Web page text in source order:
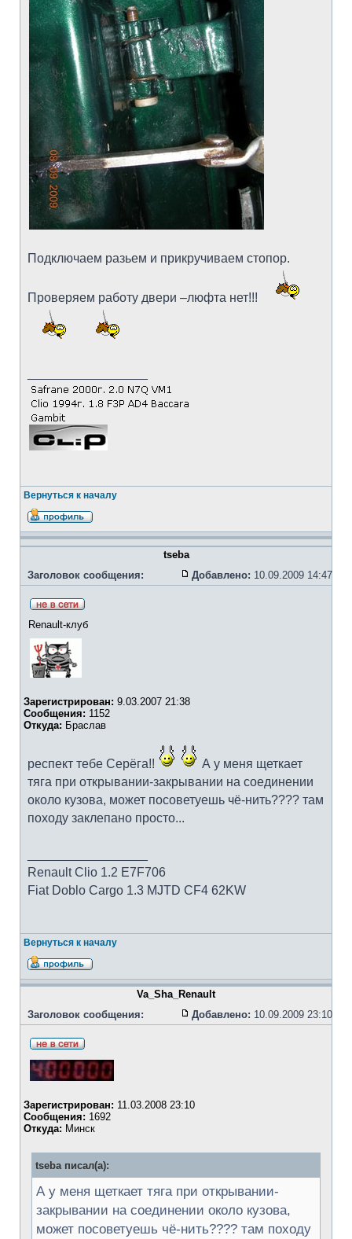
Подключаем разьем и прикручиваем стопор.
Проверяем работу двери –люфта нет!!!
Вернуться к началу
tseba
Заголовок сообщения:
Добавлено: 10.09.2009 14:47
Renault-клуб
Зарегистрирован: 9.03.2007 21:38
Сообщения: 1152
Откуда: Браслав
респект тебе Серёга!!
А у меня щеткает
тяга при открывании-закрывании на соединении
около кузова, может посоветуешь чё-нить???? там
походу заклепано просто...
Renault Clio 1.2 E7F706
Fiat Doblo Cargo 1.3 MJTD CF4 62KW
Вернуться к началу
Va_Sha_Renault
Заголовок сообщения:
Добавлено: 10.09.2009 23:10
Зарегистрирован: 11.03.2008 23:10
Сообщения: 1692
Откуда: Минск
tseba писал(а):
А у меня щеткает тяга при открывании-
закрывании на соединении около кузова,
может посоветуешь чё-нить???? там походу